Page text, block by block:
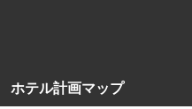
ホテル計画マップ